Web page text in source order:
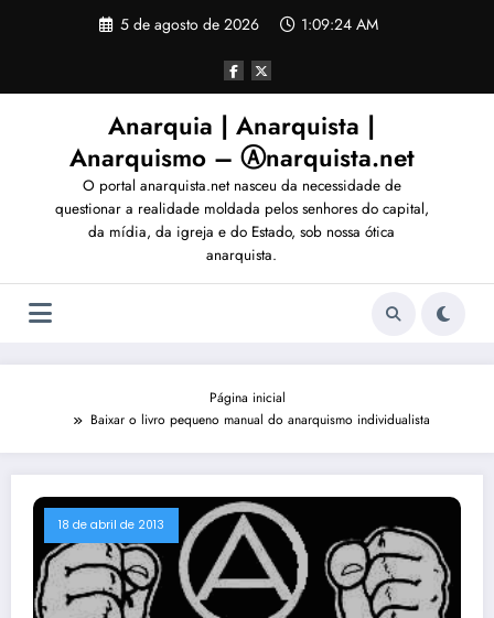
5 de agosto de 2026 1:09:27 AM
Anarquia | Anarquista |
Anarquismo – Ⓐnarquista.net
O portal anarquista.net nasceu da necessidade de
questionar a realidade moldada pelos senhores do capital,
da mídia, da igreja e do Estado, sob nossa ótica
anarquista.
Página inicial
Baixar o livro pequeno manual do anarquismo individualista
18 de abril de 2013